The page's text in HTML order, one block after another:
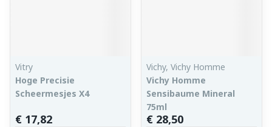
Vitry
Hoge Precisie
Scheermesjes X4
€ 17,82
Vichy, Vichy Homme
Vichy Homme
Sensibaume Mineral
75ml
€ 28,50